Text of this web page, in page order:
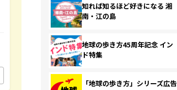
知れば知るほど好きになる 湘
南・江の島
地球の歩き方45周年記念 イン
ド特集
「地球の歩き方」シリーズ広告